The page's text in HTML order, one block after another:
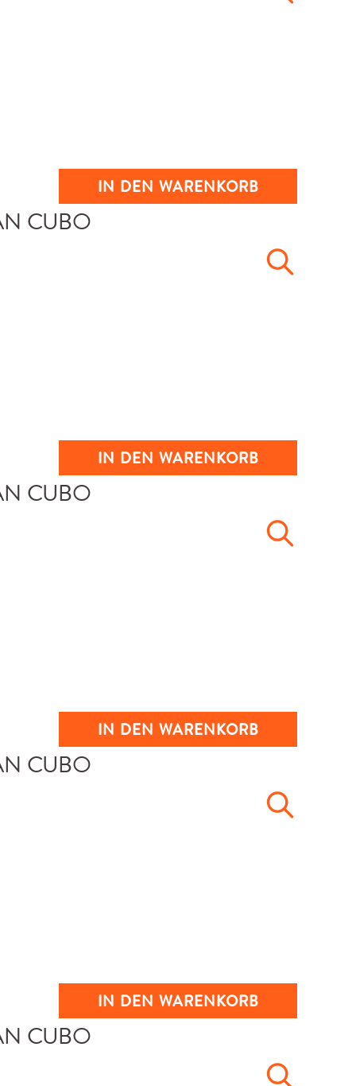
IN DEN WARENKORB
IN DEN WARENKORB
IN DEN WARENKORB
IN DEN WARENKORB